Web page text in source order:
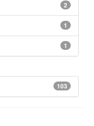
2
1
1
103